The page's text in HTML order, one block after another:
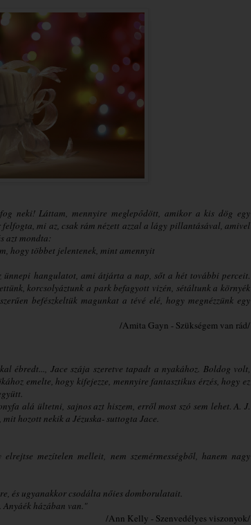
neki! Láttam, mennyire meglepődött, amikor a kis dög egy
mi az, csak rám nézett azzal a lágy pillantásával, amivel
azt mondta:
hogy többet jelentenek, mint amennyit
ünnepi hangulatot, ami átjárta a nap, sőt a hét további perceit.
korcsolyáztunk a park befagyott vizén, sétáltunk a környék
befészkeltük magunkat a tévé elé, hogy megnézzünk egy
/Amita Gayn - Szükségem van rád/
ébredt..., Jace szája szeretve tapadt a nyakához. Boldog volt,
emelte, hogy kifejezze, mennyire fantasztikus érzés, hogy ez
alá ültetni, sajnos azt hiszem, erről most szó sem lehet. A. J.
hozott nekik a Jézuska- suttogta Jace.
mezítelen melleit, nem szemérmességből, hanem nagy
és ugyanakkor csodálta nőies domborulatait.
házában van."
/Ann Kelly - Szenvedélyes viszonyok/